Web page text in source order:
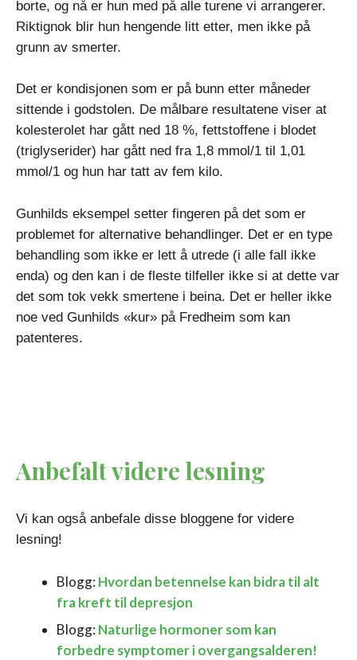
borte, og nå er hun med på alle turene vi arrangerer.
Riktignok blir hun hengende litt etter, men ikke på
grunn av smerter.
Det er kondisjonen som er på bunn etter måneder
sittende i godstolen. De målbare resultatene viser at
kolesterolet har gått ned 18 %, fettstoffene i blodet
(triglyserider) har gått ned fra 1,8 mmol/1 til 1,01
mmol/1 og hun har tatt av fem kilo.
Gunhilds eksempel setter fingeren på det som er
problemet for alternative behandlinger. Det er en type
behandling som ikke er lett å utrede (i alle fall ikke
enda) og den kan i de fleste tilfeller ikke si at dette var
det som tok vekk smertene i beina. Det er heller ikke
noe ved Gunhilds «kur» på Fredheim som kan
patenteres.
Anbefalt videre lesning
Vi kan også anbefale disse bloggene for videre
lesning!
Blogg: Hvordan betennelse kan bidra til alt
fra kreft til depresjon
Blogg: Naturlige hormoner som kan
forbedre symptomer i overgangsalderen!